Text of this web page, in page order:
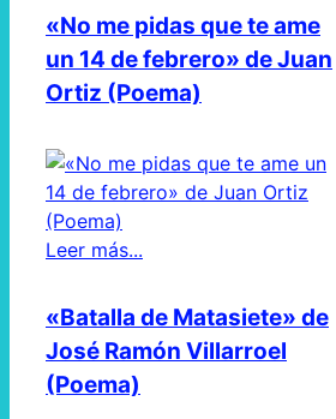
«No me pidas que te ame
un 14 de febrero» de Juan
Ortiz (Poema)
Leer más...
«Batalla de Matasiete» de
José Ramón Villarroel
(Poema)